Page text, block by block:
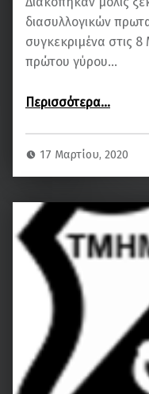
διασυλλογικών
συγκεκριμένα στις
πρώτου γύρου…
Περισσότερα…
17 Μαρτίου, 2020